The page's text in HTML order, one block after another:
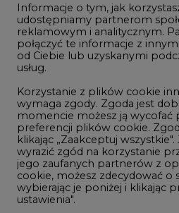
Gospodarka
Geopolityka
LTE450
Innowacje i AI
Telekomunikacja i IT
Handel emisjami CO2
Wodór
Górnictwo
Informacje o tym, jak
udostępniamy partnerom
reklamowym i analitycznym.
połączyć te informacje z
od Ciebie lub uzyskanymi
usług.
Korzystanie z plików cookie
wymaga zgody. Zgoda jest
momencie możesz ją wycofać
preferencji plików cookie.
klikając „Zaakceptuj wszystkie".
wyrazić zgód na korzystanie
jego zaufanych partnerów z
cookie, możesz zdecydować o
wybierając je poniżej i klikając
ustawienia".